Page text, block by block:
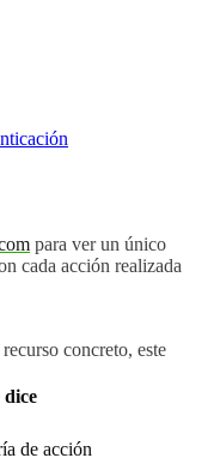
para ver un único
cada acción realizada
concreto, este
dice
de acción